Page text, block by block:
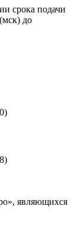
срока подачи
до
являющихся